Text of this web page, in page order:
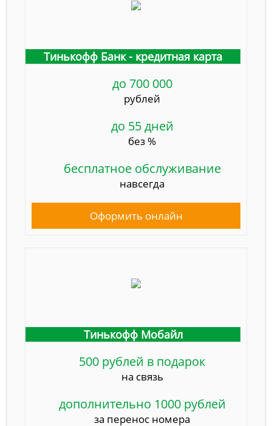
Тинькофф Банк - кредитная карта
до 700 000
рублей
до 55 дней
без %
бесплатное обслуживание
навсегда
Оформить онлайн
Тинькофф Мобайл
500 рублей в подарок
на связь
дополнительно 1000 рублей
за перенос номера